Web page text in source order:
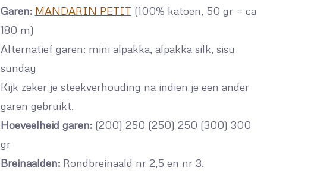
Garen: MANDARIN PETIT (100% katoen, 50 gr = ca
180 m)
Alternatief garen: mini alpakka, alpakka silk, sisu
sunday
Kijk zeker je steekverhouding na indien je een ander
garen gebruikt.
Hoeveelheid garen:(200) 250 (250) 250 (300) 300
gr
Breinaalden:Rondbreinaald nr 2,5 en nr 3.